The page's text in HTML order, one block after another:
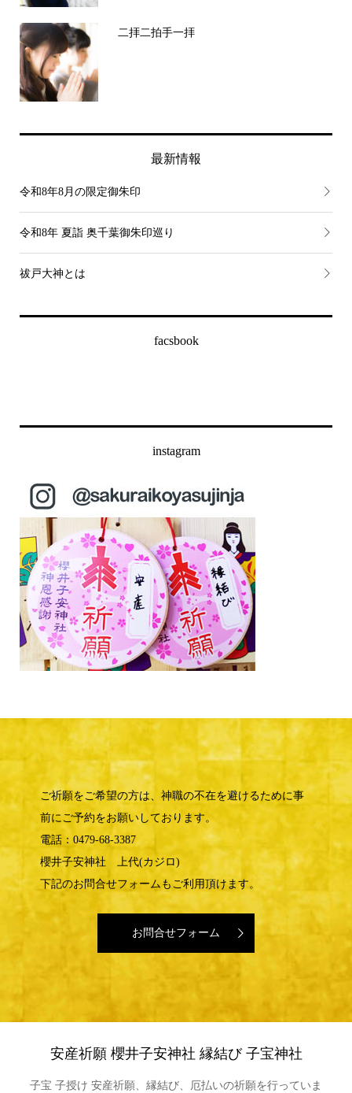
二拝二拍手一拝
最新情報
令和8年8月の限定御朱印
令和8年 夏詣 奥千葉御朱印巡り
祓戸大神とは
facsbook
instagram
ご祈願をご希望の方は、神職の不在を避けるために事
前にご予約をお願いしております。
電話：0479-68-3387
櫻井子安神社 上代(カジロ)
下記のお問合せフォームもご利用頂けます。
お問合せフォーム
安産祈願 櫻井子安神社 縁結び 子宝神社
子宝 子授け 安産祈願、縁結び、厄払いの祈願を行っていま